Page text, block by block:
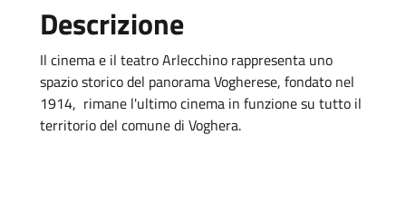
Descrizione
Il cinema e il teatro Arlecchino rappresenta uno
spazio storico del panorama Vogherese, fondato nel
1914, rimane l'ultimo cinema in funzione su tutto il
territorio del comune di Voghera.